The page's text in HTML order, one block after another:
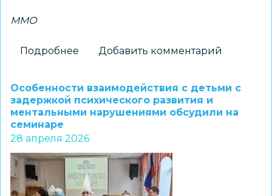
ММО
Подробнее
качества
дошкольного
обсудили
на
заседании
ММО
Добавить комментарий
Особенности взаимодействия с детьми с
задержкой психического развития и
ментальными нарушениями обсудили на
семинаре
28 апреля 2026